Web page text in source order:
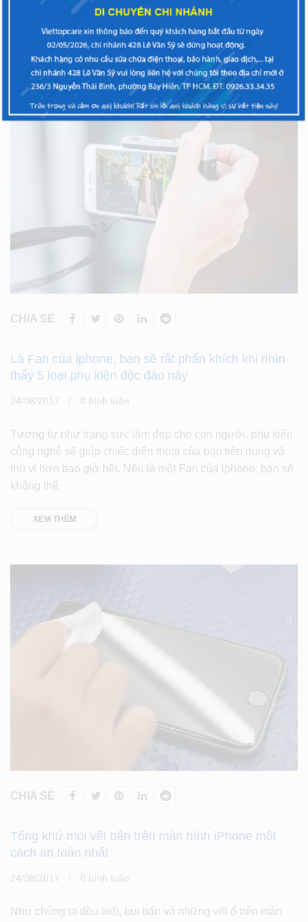
XEM THÊM
CHIA SẺ
Là Fan của iphone, bạn sẽ rất phấn khích khi nhìn
thấy 5 loại phụ kiện độc đáo này
24/08/2017 0 bình luân
Tương tự như trang sức làm đẹp cho con người, phụ kiện
công nghệ sẽ giúp chiếc điện thoại của bạn tiện dụng và
thú vị hơn bao giờ hết. Nếu là một Fan của iphone, bạn sẽ
không thể
XEM THÊM
CHIA SẺ
Tống khứ mọi vết bẩn trên màn hình iPhone một
cách an toàn nhất
24/08/2017 0 bình luân
Như chúng ta đều biết, bụi bẩn và những vết ố trên màn